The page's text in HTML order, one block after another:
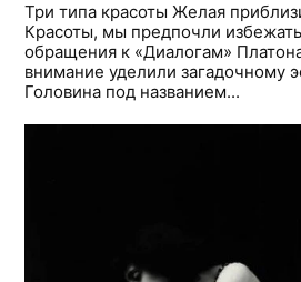
Три типа красоты Желая
Красоты, мы предпочли
обращения к «Диалогам»
внимание уделили загадочному
Головина под названием...